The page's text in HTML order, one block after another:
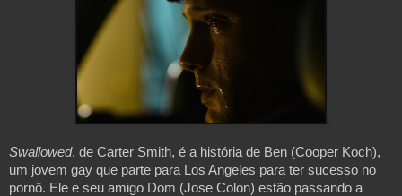
Swallowed, de Carter Smith, é a história de Ben (Cooper Koch),
um jovem gay que parte para Los Angeles para ter sucesso no
pornô. Ele e seu amigo Dom (Jose Colon) estão passando a